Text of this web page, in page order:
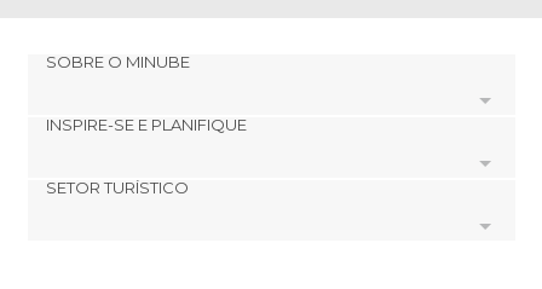
SOBRE O MINUBE
Cookies
Política de privacidade
INSPIRE-SE E PLANIFIQUE
footer@item_discovertips_anchor
SETOR TURÍSTICO